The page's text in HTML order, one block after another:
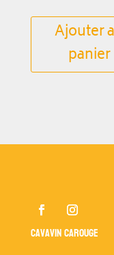
Ajouter
panier
Cavavin Carouge